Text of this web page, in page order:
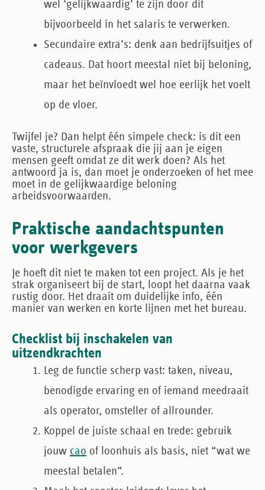
wel ‘gelijkwaardig’ te zijn door dit
bijvoorbeeld in het salaris te verwerken.
Secundaire extra’s: denk aan bedrijfsuitjes of
cadeaus. Dat hoort meestal niet bij beloning,
maar het beïnvloedt wel hoe eerlijk het voelt
op de vloer.
Twijfel je? Dan helpt één simpele check: is dit een
vaste, structurele afspraak die jij aan je eigen
mensen geeft omdat ze dit werk doen? Als het
antwoord ja is, dan moet je onderzoeken of het mee
moet in de gelijkwaardige beloning
arbeidsvoorwaarden.
Praktische aandachtspunten
voor werkgevers
Je hoeft dit niet te maken tot een project. Als je het
strak organiseert bij de start, loopt het daarna vaak
rustig door. Het draait om duidelijke info, één
manier van werken en korte lijnen met het bureau.
Checklist bij inschakelen van
uitzendkrachten
Leg de functie scherp vast: taken, niveau,
benodigde ervaring en of iemand meedraait
als operator, omsteller of allrounder.
Koppel de juiste schaal en trede: gebruik
jouw cao of loonhuis als basis, niet “wat we
meestal betalen”.